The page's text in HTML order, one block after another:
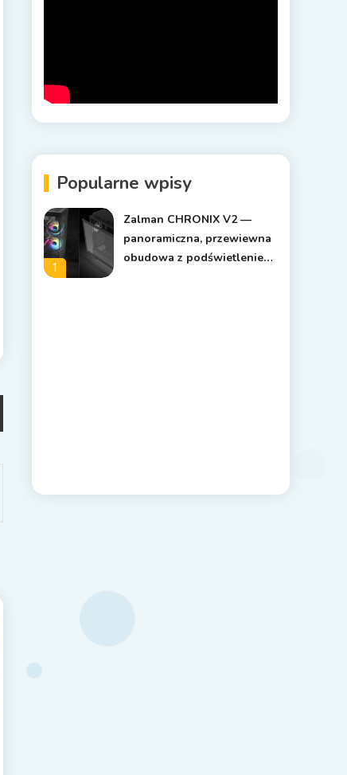
Popularne wpisy
1
Zalman CHRONIX V2 —
panoramiczna, przewiewna
obudowa z podświetleniem